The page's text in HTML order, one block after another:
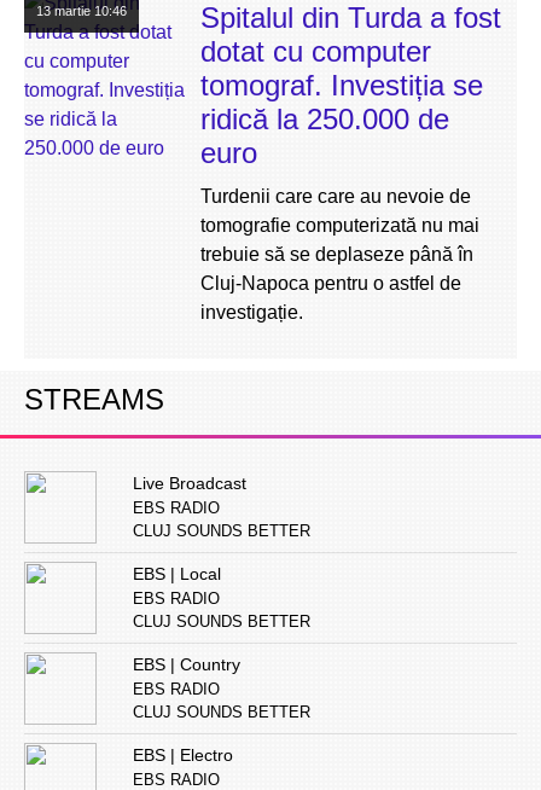
13 martie 10:46
Spitalul din Turda a fost
dotat cu computer
tomograf. Investiția se
ridică la 250.000 de
euro
Turdenii care care au nevoie de
tomografie computerizată nu mai
trebuie să se deplaseze până în
Cluj-Napoca pentru o astfel de
investigație.
STREAMS
Live Broadcast
EBS RADIO
CLUJ SOUNDS BETTER
EBS | Local
EBS RADIO
CLUJ SOUNDS BETTER
EBS | Country
EBS RADIO
CLUJ SOUNDS BETTER
EBS | Electro
EBS RADIO